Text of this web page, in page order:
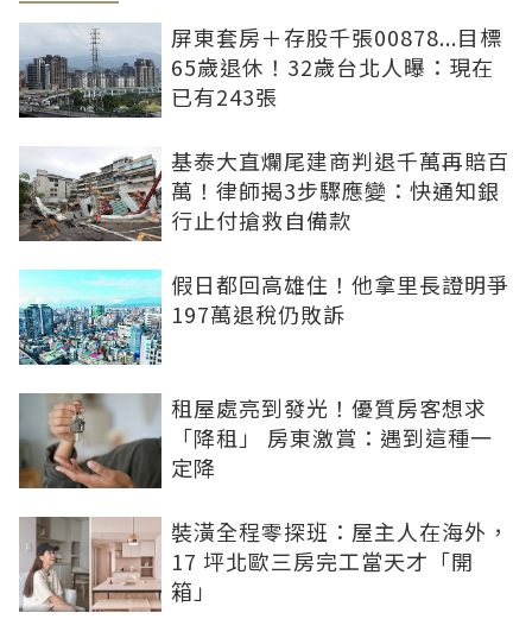
屏東套房＋存股千張00878...目標
65歲退休！32歲台北人曝：現在
已有243張
基泰大直爛尾建商判退千萬再賠百
萬！律師揭3步驟應變：快通知銀
行止付搶救自備款
假日都回高雄住！他拿里長證明爭
197萬退稅仍敗訴
租屋處亮到發光！優質房客想求
「降租」 房東激賞：遇到這種一
定降
裝潢全程零探班：屋主人在海外，
17 坪北歐三房完工當天才「開
箱」